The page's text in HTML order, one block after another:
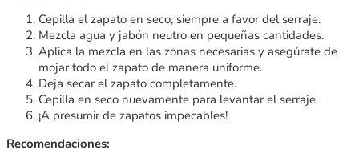
Cepilla el zapato en seco, siempre a favor del serraje.
Mezcla agua y jabón neutro en pequeñas cantidades.
Aplica la mezcla en las zonas necesarias y asegúrate de
mojar todo el zapato de manera uniforme.
Deja secar el zapato completamente.
Cepilla en seco nuevamente para levantar el serraje.
¡A presumir de zapatos impecables!
Recomendaciones: